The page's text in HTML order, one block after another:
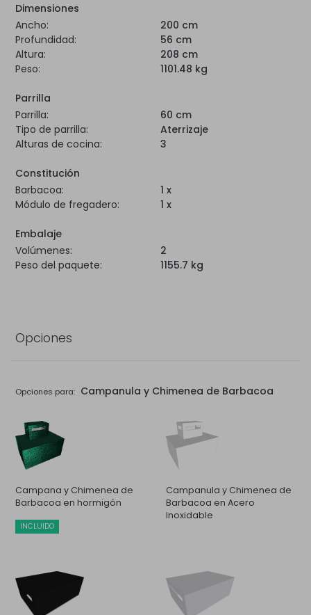
Dimensiones
Ancho:
200 cm
Profundidad:
56 cm
Altura:
208 cm
Peso:
1101.48 kg
Parrilla
Parrilla:
60 cm
Tipo de parrilla:
Aterrizaje
Alturas de cocina:
3
Constitución
Barbacoa:
1 x
Módulo de fregadero:
1 x
Embalaje
Volúmenes:
2
Peso del paquete:
1155.7 kg
Opciones
Opciones para: Campanula y Chimenea de Barbacoa
Campana y Chimenea de
Barbacoa en hormigón
INCLUIDO
Campanula y Chimenea de
Barbacoa en Acero
Inoxidable